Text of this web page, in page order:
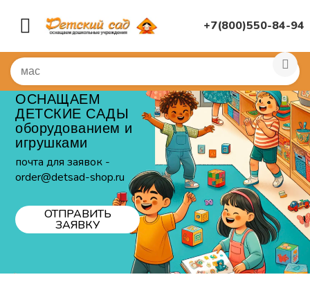
+7(800)550-84-94
ОСНАЩАЕМ
ДЕТСКИЕ САДЫ
оборудованием и
игрушками
почта для заявок -
order@detsad-shop.ru
ОТПРАВИТЬ
ЗАЯВКУ